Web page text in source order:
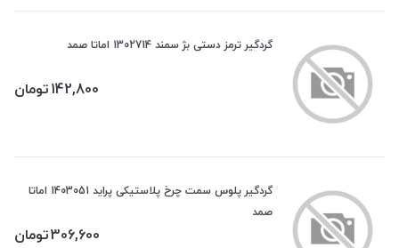
گردگیر ترمز دستی بژ سمند 1302714 اماتا صمد
142,800تومان
گردگیر پلوس سمت چرخ پلاستیکی پراید 1403051 اماتا
صمد
306,600تومان